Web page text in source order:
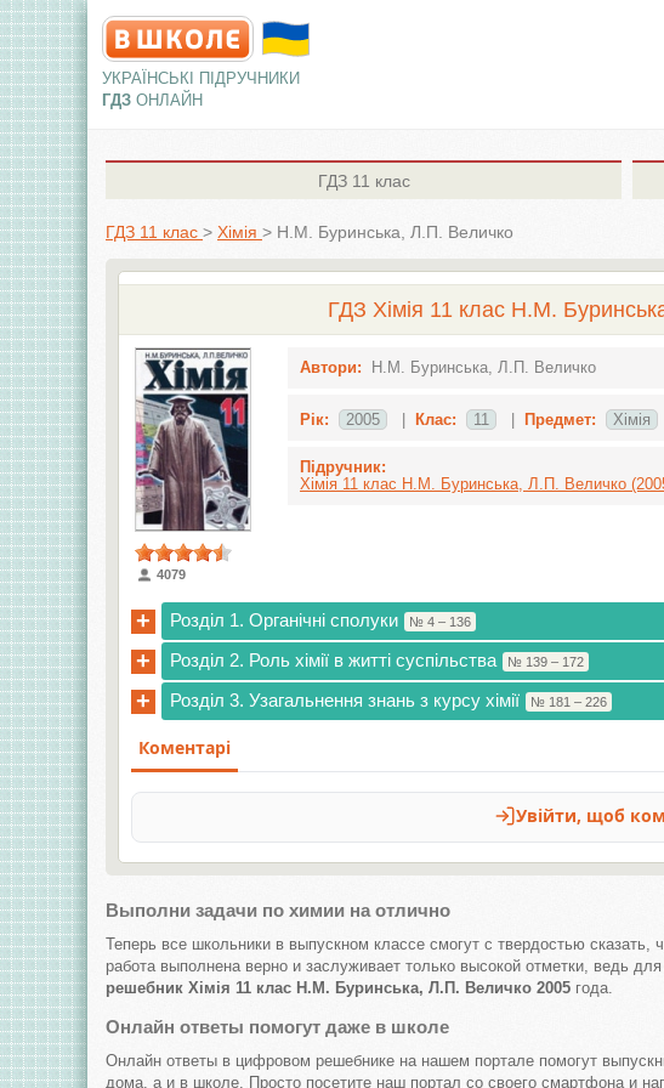
УКРАЇНСЬКІ ПІДРУЧНИКИ
ГДЗ ОНЛАЙН
ГДЗ11 клас
ГДЗ 11 клас > Хімія > Н.М. Буринська, Л.П. Величко
ГДЗ Хімія 11 клас Н.М.
4079
Автори: Н.М. Буринська, Л.П. Величко
Рік: 2005 Клас: 11 Предмет: Хімія
Підручник:
Хімія 11 клас Н.М. Буринська, Л.П. Величко
+ Розділ 1. Органічні сполуки № 4 – 136
+ Розділ 2. Роль хімії в житті суспільства № 139 – 172
+ Розділ 3. Узагальнення знань з курсу хімії № 181 – 226
Выполни задачи по химии на отлично
Теперь все школьники в выпускном классе смогут с твердостью сказать,
работа выполнена верно и заслуживает только высокой отметки, ведь
решебник Хімія 11 клас Н.М. Буринська, Л.П. Величко 2005 года.
Онлайн ответы помогут даже в школе
Онлайн ответы в цифровом решебнике на нашем портале помогут
дома, а и в школе. Просто посетите наш портал со своего смартфона и